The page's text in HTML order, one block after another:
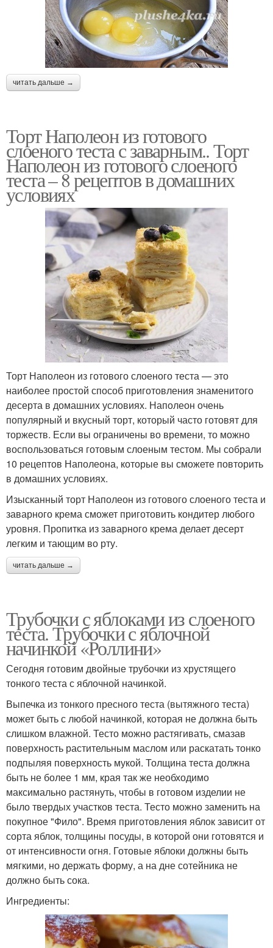
читать дальше →
Торт Наполеон из готового
слоеного теста с заварным.. Торт
Наполеон из готового слоеного
теста – 8 рецептов в домашних
условиях
Торт Наполеон из готового слоеного теста — это
наиболее простой способ приготовления знаменитого
десерта в домашних условиях. Наполеон очень
популярный и вкусный торт, который часто готовят для
торжеств. Если вы ограничены во времени, то можно
воспользоваться готовым слоеным тестом. Мы собрали
10 рецептов Наполеона, которые вы сможете повторить
в домашних условиях.
Изысканный торт Наполеон из готового слоеного теста и
заварного крема сможет приготовить кондитер любого
уровня. Пропитка из заварного крема делает десерт
легким и тающим во рту.
читать дальше →
Трубочки с яблоками из слоеного
теста. Трубочки с яблочной
начинкой «Роллини»
Сегодня готовим двойные трубочки из хрустящего
тонкого теста с яблочной начинкой.
Выпечка из тонкого пресного теста (вытяжного теста)
может быть с любой начинкой, которая не должна быть
слишком влажной. Тесто можно растягивать, смазав
поверхность растительным маслом или раскатать тонко
подпыляя поверхность мукой. Толщина теста должна
быть не более 1 мм, края так же необходимо
максимально растянуть, чтобы в готовом изделии не
было твердых участков теста. Тесто можно заменить на
покупное "Фило". Время приготовления яблок зависит от
сорта яблок, толщины посуды, в которой они готовятся и
от интенсивности огня. Готовые яблоки должны быть
мягкими, но держать форму, а на дне сотейника не
должно быть сока.
Ингредиенты: